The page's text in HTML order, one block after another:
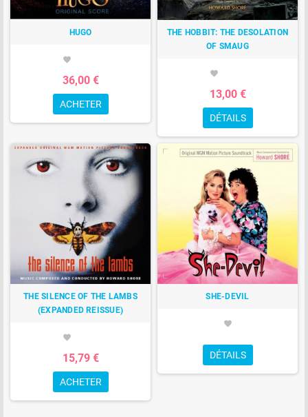
HUGO
favorite
36,00 €
ACHETER
THE HOBBIT: THE DESOLATION
OF SMAUG
favorite
13,00 €
DÉTAILS
THE SILENCE OF THE LAMBS
(EXPANDED REISSUE)
favorite
15,79 €
ACHETER
SHE-DEVIL
favorite
DÉTAILS